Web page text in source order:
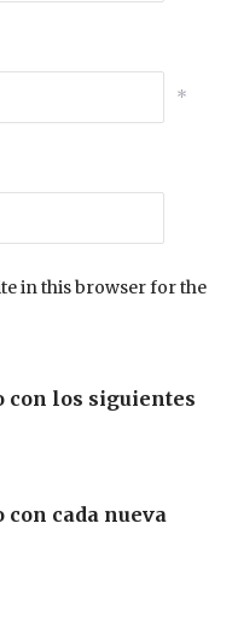
*
in this browser for the
con los siguientes
cada nueva